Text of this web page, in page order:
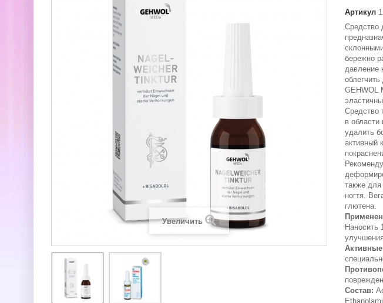
Увеличить
Артикул
Средство
бережно
давление
GEHWOL
Средство
в области
удалить
активный
также для
ногтя.
глютена.
Наносить
Состав: